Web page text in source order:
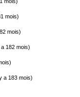
mois)
mois)
182 mois)
a 183 mois)